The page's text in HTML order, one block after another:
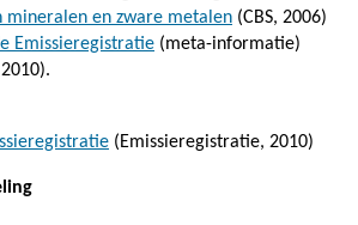
mineralen en zware metalen (CBS, 2006)
Emissieregistratie (meta-informatie)
(Emissieregistratie, 2010)